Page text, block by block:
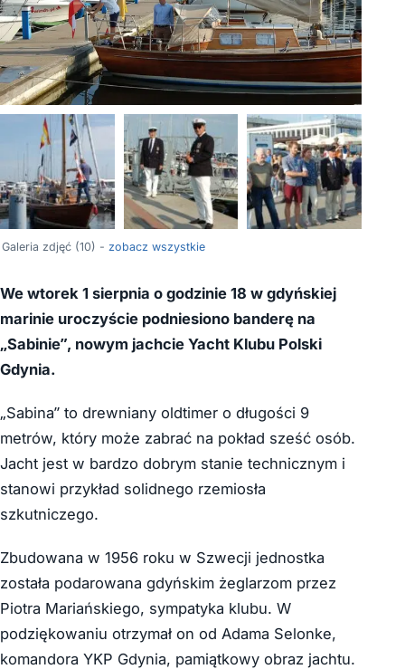
Galeria zdjęć (10) - zobacz wszystkie
We wtorek 1 sierpnia o godzinie 18 w gdyńskiej
marinie uroczyście podniesiono banderę na
„Sabinie”, nowym jachcie Yacht Klubu Polski
Gdynia.
„Sabina” to drewniany oldtimer o długości 9
metrów, który może zabrać na pokład sześć osób.
Jacht jest w bardzo dobrym stanie technicznym i
stanowi przykład solidnego rzemiosła
szkutniczego.
Zbudowana w 1956 roku w Szwecji jednostka
została podarowana gdyńskim żeglarzom przez
Piotra Mariańskiego, sympatyka klubu. W
podziękowaniu otrzymał on od Adama Selonke,
komandora YKP Gdynia, pamiątkowy obraz jachtu.